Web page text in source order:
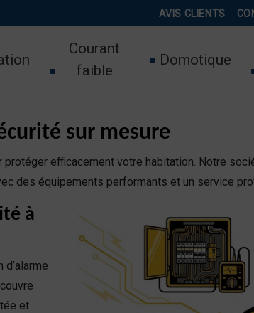
AVIS CLIENTS
Courant
faible
Domotique
sur mesure
efficacement votre habitation. Notre
des équipements performants et un service
à
et